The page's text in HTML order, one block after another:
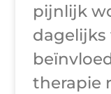
pijnlijk
therapie